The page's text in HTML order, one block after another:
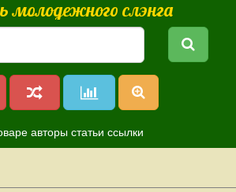
молодежного слэнга
авторы статьи ссылки